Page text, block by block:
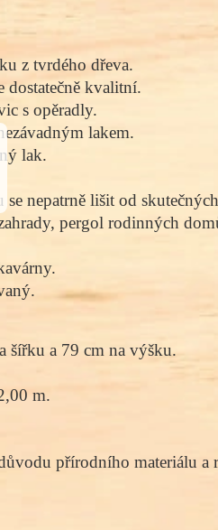
z tvrdého dřeva.
dostatečně kvalitní.
s opěradly.
lakem.
lak.
nepatrně lišit od
pergol rodinných
šířku a 79 cm na výšku.
m.
přírodního materiálu a